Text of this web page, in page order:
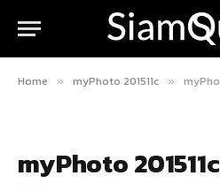
Home » myPhoto 201511c »
myPhoto 201511c